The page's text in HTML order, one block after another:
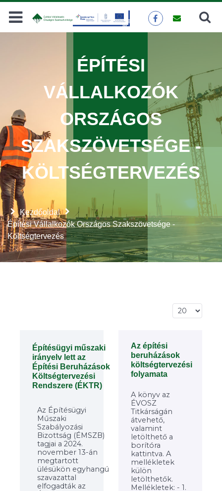
Keresés
Kezdőoldal
Építési Vállalkozók Országos Szakszövetsége -
Költségtervezés
ÉPÍTÉSI
VÁLLALKOZÓK
ORSZÁGOS
SZAKSZÖVETSÉGE -
KÖLTSÉGTERVEZÉS
Tételek #
Építésügyi műszaki
irányelv lett az
Építési Beruházások
Költségtervezési
Rendszere (ÉKTR)
Az Építésügyi
Műszaki
Szabályozási
Bizottság (ÉMSZB)
tagjai a 2024.
november 13-án
megtartott
ülésükön egyhangú
szavazattal
elfogadták az
Az építési
beruházások
költségtervezési
folyamata
A könyv az
ÉVOSZ
Titkárságán
átvehető,
valamint
letölthető a
borítóra
kattintva. A
mellékletek
külön
letölthetők.
Mellékletek: - 1.